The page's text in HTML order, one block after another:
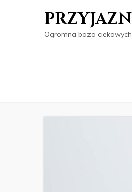
Ogromna baza